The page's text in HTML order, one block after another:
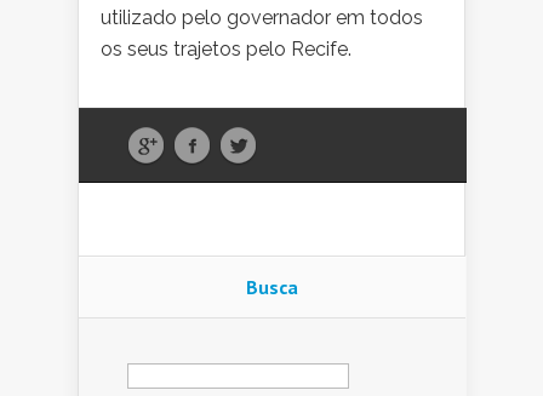
utilizado pelo governador em todos
os seus trajetos pelo Recife.
Busca
Pesquisar
por: